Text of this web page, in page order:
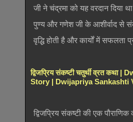
जी ने चंद्रमा को यह वरदान दिया
पुण्य और गणेश जी के आशीर्वाद से
वृद्धि होती है और कार्यों में सफलता
द्विजप्रिय संकष्टी चतुर्थी व्रत कथा
Story | Dwijapriya Sankashti
द्विजप्रिय संकष्टी की एक